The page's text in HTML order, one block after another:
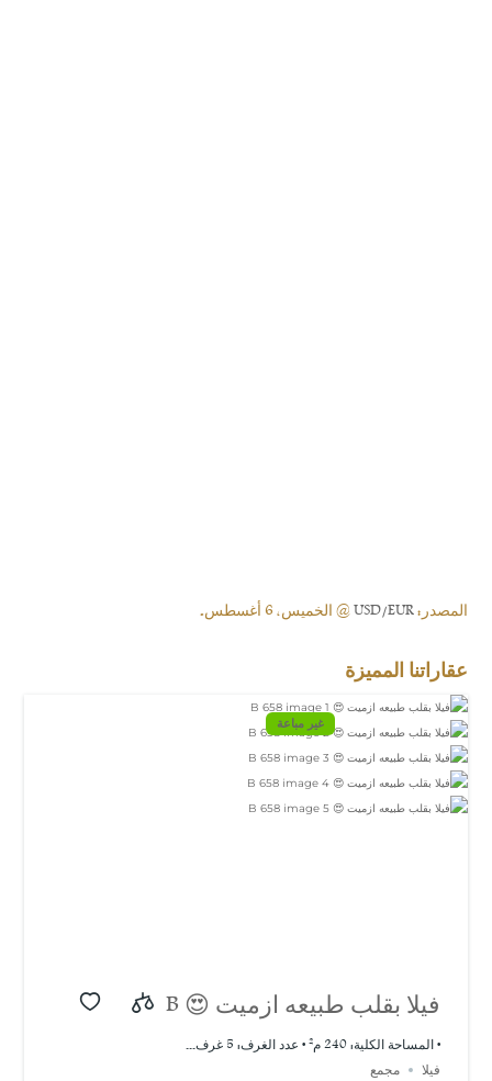
المصدر:USD/EUR@ الخميس, 6 أغسطس.
عقاراتنا المميزة
غير مباعة
فيلا بقلب طبيعه ازميت 😍 B
658
• المساحة الكلية: 240 م² • عدد الغرف: 5 غرف...
فيلا
مجمع